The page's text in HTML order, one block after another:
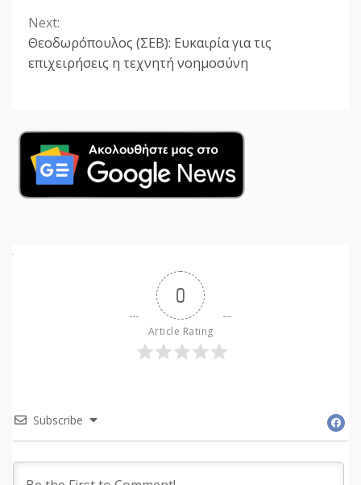
Next:
Θεοδωρόπουλος (ΣΕΒ): Ευκαιρία για τις
επιχειρήσεις η τεχνητή νοημοσύνη
0
Article Rating
Subscribe